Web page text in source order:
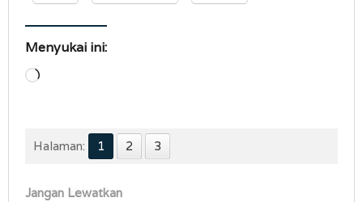
Menyukai ini:
Memuat...
Halaman: 1 2 3
Jangan Lewatkan